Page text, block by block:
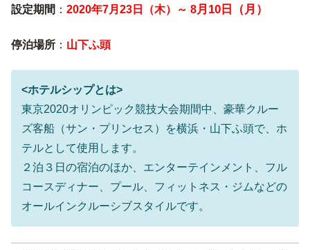
設定期間 ： 2020年7月23日（木）～ 8月10日（月）
停泊場所 ： 山下ふ頭
<ホテルシップとは>
東京2020オリンピック競技大会期間中、豪華クルー
ズ客船（サン・プリンセス）を横浜・山下ふ頭で、ホ
テルとして使用します。
２泊３日の宿泊のほか、エンターテインメント、フル
コースディナー、プール、フィットネス・ジムなどの
オールインクルーシブスタイルです。